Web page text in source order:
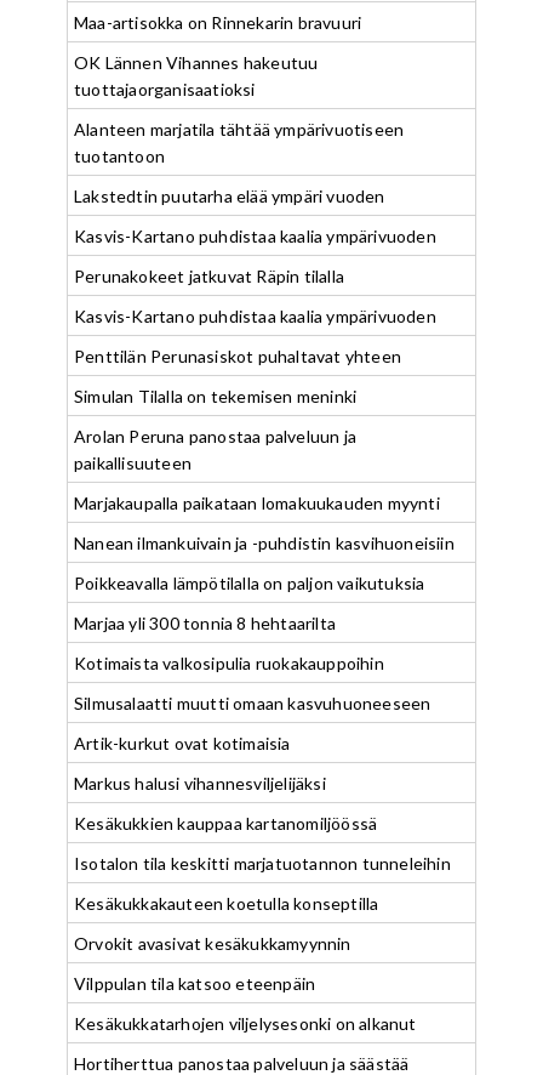
Maa-artisokka on Rinnekarin bravuuri
OK Lännen Vihannes hakeutuu
tuottajaorganisaatioksi
Alanteen marjatila tähtää ympärivuotiseen
tuotantoon
Lakstedtin puutarha elää ympäri vuoden
Kasvis-Kartano puhdistaa kaalia ympärivuoden
Perunakokeet jatkuvat Räpin tilalla
Kasvis-Kartano puhdistaa kaalia ympärivuoden
Penttilän Perunasiskot puhaltavat yhteen
Simulan Tilalla on tekemisen meninki
Arolan Peruna panostaa palveluun ja
paikallisuuteen
Marjakaupalla paikataan lomakuukauden myynti
Nanean ilmankuivain ja -puhdistin kasvihuoneisiin
Poikkeavalla lämpötilalla on paljon vaikutuksia
Marjaa yli 300 tonnia 8 hehtaarilta
Kotimaista valkosipulia ruokakauppoihin
Silmusalaatti muutti omaan kasvuhuoneeseen
Artik-kurkut ovat kotimaisia
Markus halusi vihannesviljelijäksi
Kesäkukkien kauppaa kartanomiljöössä
Isotalon tila keskitti marjatuotannon tunneleihin
Kesäkukkakauteen koetulla konseptilla
Orvokit avasivat kesäkukkamyynnin
Vilppulan tila katsoo eteenpäin
Kesäkukkatarhojen viljelysesonki on alkanut
Hortiherttua panostaa palveluun ja säästää